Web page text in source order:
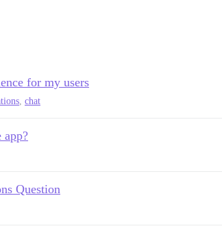
for my users
, chat
app?
Question